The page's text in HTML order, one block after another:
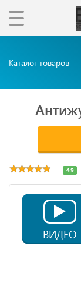
Каталог товаров
ВИДЕО
4.9